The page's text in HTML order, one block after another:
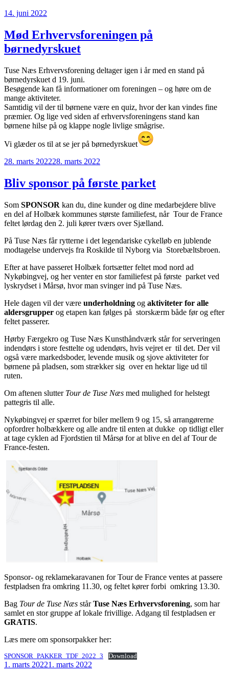
Udgivet
14. juni 2022
Mød Erhvervsforeningen på
børnedyrskuet
Tuse Næs Erhvervsforening deltager igen i år med en stand på
børnedyrskuet d 19. juni.
Besøgende kan få informationer om foreningen – og høre om de
mange aktiviteter.
Samtidig vil der til børnene være en quiz, hvor der kan vindes fine
præmier. Og lige ved siden af erhvervsforeningens stand kan
børnene hilse på og klappe nogle livlige smågrise.
Vi glæder os til at se jer på børnedyrskuet
Udgivet
28. marts 202228. marts 2022
Bliv sponsor på første parket
Som SPONSOR kan du, dine kunder og dine medarbejdere blive
en del af Holbæk kommunes største familiefest, når Tour de France
feltet lørdag den 2. juli kører tværs over Sjælland.
På Tuse Næs får rytterne i det legendariske cykelløb en jublende
modtagelse undervejs fra Roskilde til Nyborg via Storebæltsbroen.
Efter at have passeret Holbæk fortsætter feltet mod nord ad
Nykøbingvej, og her venter en stor familiefest på første parket ved
lyskrydset i Mårsø, hvor man svinger ind på Tuse Næs.
Hele dagen vil der være underholdning og aktiviteter for alle
aldersgrupper og etapen kan følges på storskærm både før og efter
feltet passerer.
Hørby Færgekro og Tuse Næs Kunsthåndværk står for serveringen
indendørs i store festtelte og udendørs, hvis vejret er til det. Der vil
også være markedsboder, levende musik og sjove aktiviteter for
børnene på pladsen, som strækker sig over en hektar lige ud til
ruten.
Om aftenen slutter Tour de Tuse Næs med mulighed for helstegt
pattegris til alle.
Nykøbingvej er spærret for biler mellem 9 og 15, så arrangørerne
opfordrer holbækkere og alle andre til enten at dukke op tidligt eller
at tage cyklen ad Fjordstien til Mårsø for at blive en del af Tour de
France-festen.
Sponsor- og reklamekaravanen for Tour de France ventes at passere
festpladsen fra omkring 11.30, og feltet kører forbi omkring 13.30.
Bag Tour de Tuse Næs stårTuse Næs Erhvervsforening, som har
samlet en stor gruppe af lokale frivillige. Adgang til festpladsen er
GRATIS.
Læs mere om sponsorpakker her:
SPONSOR_PAKKER_TDF_2022_3 Download
Udgivet
1. marts 20221. marts 2022